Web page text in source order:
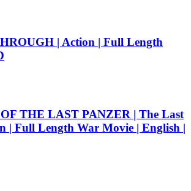
| Action | Full Length
THE LAST PANZER | The Last
| Full Length War Movie | English |